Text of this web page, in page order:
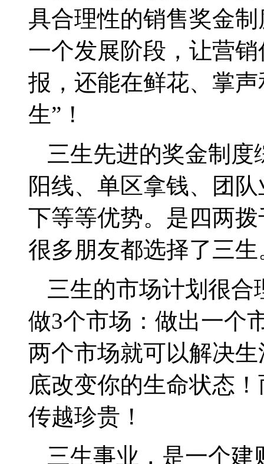
具合理性的销售奖金
一个发展阶段，让营
报，还能在鲜花、掌
生” ！
三生先进的奖金制
阳线、单区拿钱、团
下等等优势。是四两
很多朋友都选择了三生
三生的市场计划很
做3个市场：做出一个
两个市场就可以解决
底改变你的生命状态
传越珍贵！
三生事业，是一个